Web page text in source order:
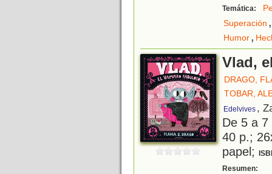
Temática:
Superación ,
Humor,
Vlad,
DRAGO,
TOBAR,
Edelvives ,
De 5 a
40 p.;
papel;
Resumen: